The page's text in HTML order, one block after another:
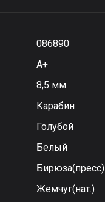
086890
А+
8,5 мм.
Карабин
Голубой
Белый
Бирюза(пресс)
Жемчуг(нат.)